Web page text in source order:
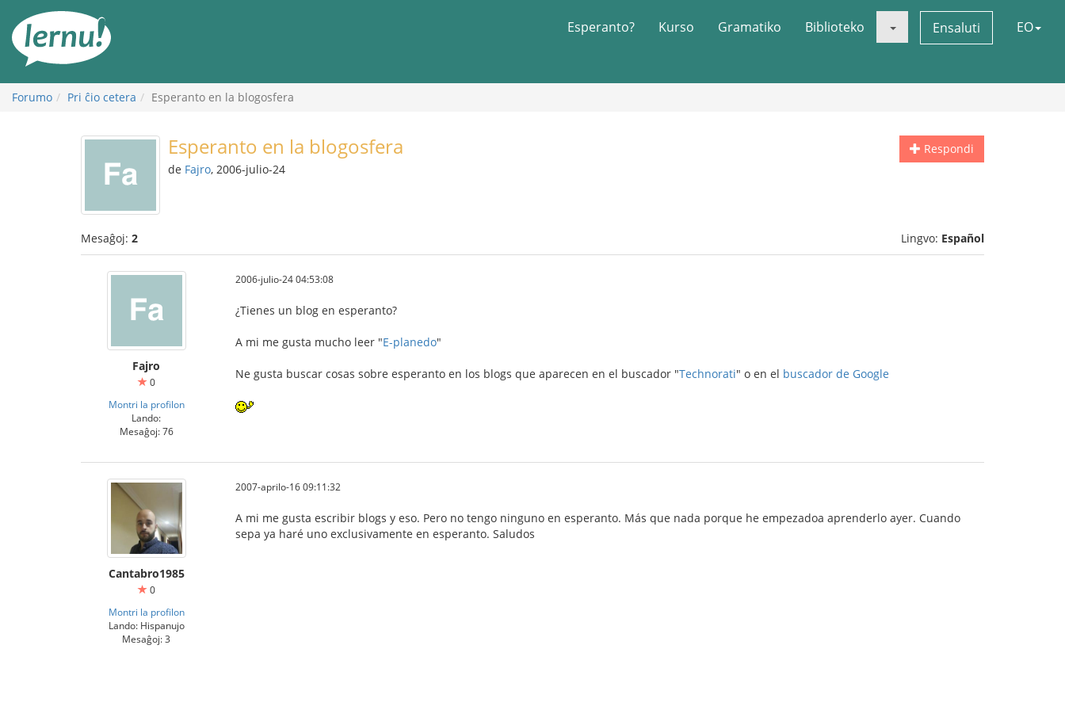
enhavo
Esperanto? Kurso Gramatiko Biblioteko Ensaluti EO
Forumo Pri ĉio cetera Esperanto en la blogosfera
Respondi
Esperanto en la blogosfera
de Fajro, 2006-julio-24
Mesaĝoj: 2 Lingvo: Español
Fajro
0
Montri la profilon
Lando:
Mesaĝoj: 76
2006-julio-24 04:53:08
¿Tienes un blog en esperanto?
A mi me gusta mucho leer "E-planedo"
Ne gusta buscar cosas sobre esperanto en los blogs que aparecen en el buscador "Technorati" o en el buscador de Google
Cantabro1985
0
Montri la profilon
Lando: Hispanujo
Mesaĝoj: 3
2007-aprilo-16 09:11:32
A mi me gusta escribir blogs y eso. Pero no tengo ninguno en esperanto. Más que nada porque he empezadoa aprenderlo ayer. Cuando
sepa ya haré uno exclusivamente en esperanto. Saludos